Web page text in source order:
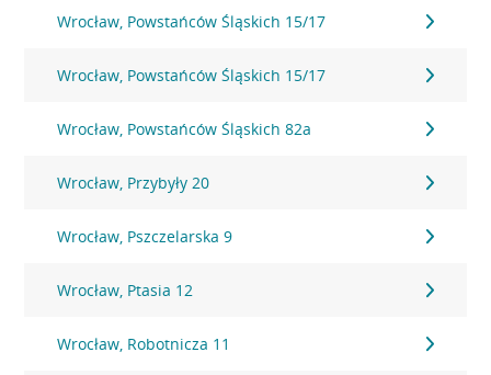
Wrocław, Powstańców Śląskich 15/17
Wrocław, Powstańców Śląskich 15/17
Wrocław, Powstańców Śląskich 82a
Wrocław, Przybyły 20
Wrocław, Pszczelarska 9
Wrocław, Ptasia 12
Wrocław, Robotnicza 11